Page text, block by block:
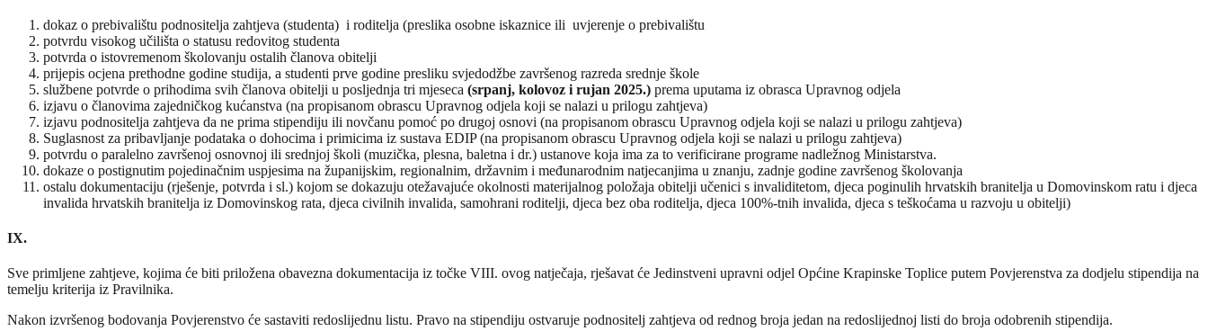
dokaz o prebivalištu podnositelja zahtjeva (studenta) i roditelja (preslika osobne iskaznice ili uvjerenje o prebivalištu
potvrdu visokog učilišta o statusu redovitog studenta
potvrda o istovremenom školovanju ostalih članova obitelji
prijepis ocjena prethodne godine studija, a studenti prve godine presliku svjedodžbe završenog razreda srednje škole
službene potvrde o prihodima svih članova obitelji u posljednja tri mjeseca (srpanj, kolovoz i rujan 2025.) prema uputama iz obrasca Upravnog odjela
izjavu o članovima zajedničkog kućanstva (na propisanom obrascu Upravnog odjela koji se nalazi u prilogu zahtjeva)
izjavu podnositelja zahtjeva da ne prima stipendiju ili novčanu pomoć po drugoj osnovi (na propisanom obrascu Upravnog odjela koji se nalazi u prilogu zahtjeva)
Suglasnost za pribavljanje podataka o dohocima i primicima iz sustava EDIP (na propisanom obrascu Upravnog odjela koji se nalazi u prilogu zahtjeva)
potvrdu o paralelno završenoj osnovnoj ili srednjoj školi (muzička, plesna, baletna i dr.) ustanove koja ima za to verificirane programe nadležnog Ministarstva.
dokaze o postignutim pojedinačnim uspjesima na županijskim, regionalnim, državnim i međunarodnim natjecanjima u znanju, zadnje godine završenog školovanja
ostalu dokumentaciju (rješenje, potvrda i sl.) kojom se dokazuju otežavajuće okolnosti materijalnog položaja obitelji učenici s invaliditetom, djeca poginulih hrvatskih branitelja u Domovinskom ratu i djeca
invalida hrvatskih branitelja iz Domovinskog rata, djeca civilnih invalida, samohrani roditelji, djeca bez oba roditelja, djeca 100%-tnih invalida, djeca s teškoćama u razvoju u obitelji)
IX.
Sve primljene zahtjeve, kojima će biti priložena obavezna dokumentacija iz točke VIII. ovog natječaja, rješavat će Jedinstveni upravni odjel Općine Krapinske Toplice putem Povjerenstva za dodjelu stipendija na
temelju kriterija iz Pravilnika.
Nakon izvršenog bodovanja Povjerenstvo će sastaviti redoslijednu listu. Pravo na stipendiju ostvaruje podnositelj zahtjeva od rednog broja jedan na redoslijednoj listi do broja odobrenih stipendija.